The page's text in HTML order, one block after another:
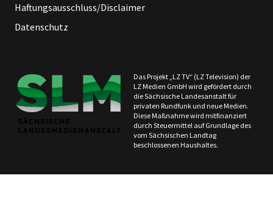
Haftungsausschluss/Disclaimer
Datenschutz
Das Projekt „LZ TV“ (LZ Television) der
LZ Medien GmbH wird gefördert durch
die Sächsische Landesanstalt für
privaten Rundfunk und neue Medien.
Diese Maßnahme wird mitfinanziert
durch Steuermittel auf Grundlage des
vom Sächsischen Landtag
beschlossenen Haushaltes.